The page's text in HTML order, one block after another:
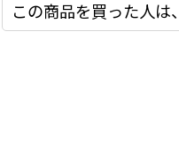
この商品を買った人は